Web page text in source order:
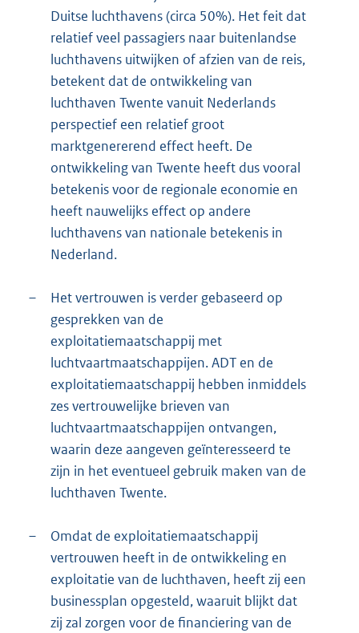
Duitse luchthavens (circa 50%). Het feit dat
relatief veel passagiers naar buitenlandse
luchthavens uitwijken of afzien van de reis,
betekent dat de ontwikkeling van
luchthaven Twente vanuit Nederlands
perspectief een relatief groot
marktgenererend effect heeft. De
ontwikkeling van Twente heeft dus vooral
betekenis voor de regionale economie en
heeft nauwelijks effect op andere
luchthavens van nationale betekenis in
Nederland.
–
Het vertrouwen is verder gebaseerd op
gesprekken van de
exploitatiemaatschappij met
luchtvaartmaatschappijen. ADT en de
exploitatiemaatschappij hebben inmiddels
zes vertrouwelijke brieven van
luchtvaartmaatschappijen ontvangen,
waarin deze aangeven geïnteresseerd te
zijn in het eventueel gebruik maken van de
luchthaven Twente.
–
Omdat de exploitatiemaatschappij
vertrouwen heeft in de ontwikkeling en
exploitatie van de luchthaven, heeft zij een
businessplan opgesteld, waaruit blijkt dat
zij zal zorgen voor de financiering van de